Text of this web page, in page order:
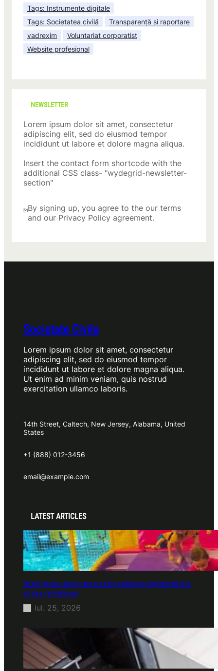
Tags: Instrumente digitale
Tags: Societatea civilă
Transparență și raportare
vadrexim
Voluntariat corporatist
Website profesional
NEWSLETTER
Lorem ipsum dolor sit amet, consectetur
adipiscing elit, sed do eiusmod tempor
incididunt ut labore et dolore magna aliqua.
Insert the contact form shortcode with the
additional CSS class- "wydegrid-newsletter-
section"
By signing up, you agree to the our terms
and our Privacy Policy agreement.
Societate Civila
Lorem ipsum dolor sit amet, consectetur
adipiscing elit, sed do eiusmod tempor
incididunt ut labore et dolore magna aliqua.
Ut enim ad minim veniam, quis nostrud
exercitation ullamco laboris.
14th Street, Caltech, New Jersey, Alabama, United
States
+1 (888) 012-3456
email@example.com
LATEST ARTICLES
Soluții pentru părinții care vor să își vadă copiii explorând în loc
să stea pe telefoane
iul. 25, 2026